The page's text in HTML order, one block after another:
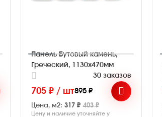
Панель Бутовый камень,
Греческий, 1130х470мм
30 заказов
705 ₽ / шт895 ₽
Цена, м2: 317 ₽ 403 ₽
Цену и наличие уточняйте у